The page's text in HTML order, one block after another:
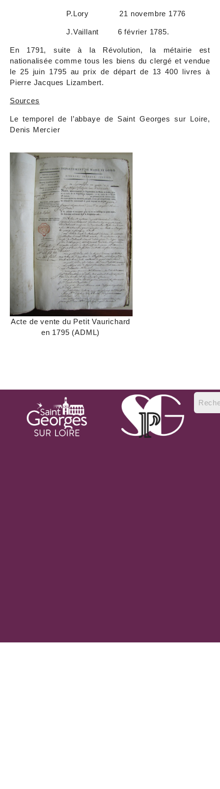
Acte de vente du Petit Vaurichard
en 1795 (ADML)
P.Lory 21 novembre 1776
J.Vaillant 6 février 1785.
En 1791, suite à la Révolution, la métairie est
nationalisée comme tous les biens du clergé et vendue
le 25 juin 1795 au prix de départ de 13 400 livres à
Pierre Jacques Lizambert.
Sources
Le temporel de l’abbaye de Saint Georges sur Loire,
Denis Mercier